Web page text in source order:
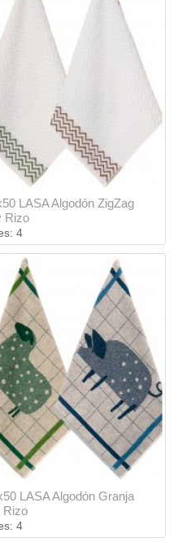
LASA Algodón ZigZag
Rizo
4
LASA Algodón Granja
Rizo
4